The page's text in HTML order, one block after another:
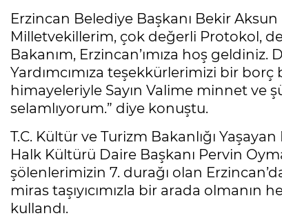
Erzincan Belediye Başkanı Bekir Aksun
Milletvekillerim, çok değerli Protokol,
Bakanım, Erzincan’ımıza hoş
Yardımcımıza teşekkürlerimizi bir
himayeleriyle Sayın Valime minnet ve
selamlıyorum.” diye konuştu.
T.C. Kültür ve Turizm Bakanlığı
Halk Kültürü Daire Başkanı Pervin
şölenlerimizin 7. durağı olan
miras taşıyıcımızla bir arada olmanın
kullandı.